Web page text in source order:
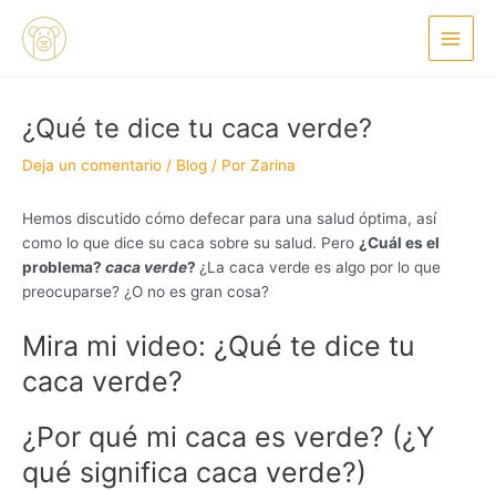
contenido
Main
Menu
¿Qué te dice tu caca verde?
Deja un comentario / Blog / Por Zarina
Hemos discutido cómo defecar para una salud óptima, así
como lo que dice su caca sobre su salud. Pero ¿Cuál es el
problema? caca verde? ¿La caca verde es algo por lo que
preocuparse? ¿O no es gran cosa?
Mira mi video: ¿Qué te dice tu
caca verde?
¿Por qué mi caca es verde? (¿Y
qué significa caca verde?)
de
entradas